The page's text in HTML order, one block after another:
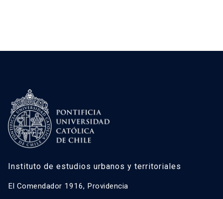
Instituto de estudios urbanos y territoriales
El Comendador 1916, Providencia